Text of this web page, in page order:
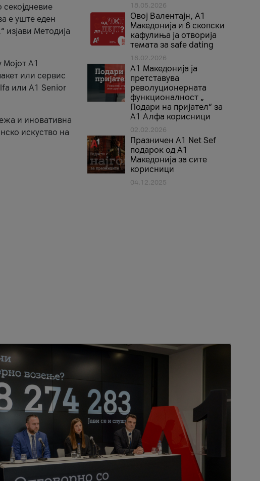
е уште еден
изјави Методија
А1
или сервис
или A1 Senior
и иновативна
искуство на
18.05.2026
Овој Валентајн, A1
Македонија и 6 скопски
кафулиња ја отворија
темата за safe dating
16.02.2026
А1 Македонија ја
претставува
револуционерната
функционалност „
Подари на пријател“ за
А1 Алфа корисници
02.02.2026
Празничен A1 Net Sеf
подарок од А1
Македонија за сите
корисници
04.12.2025